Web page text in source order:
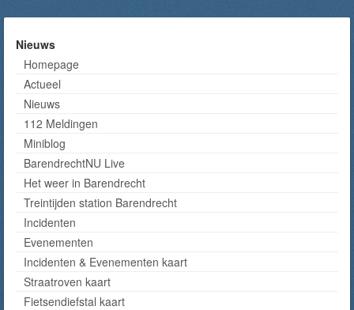
Nieuws
Homepage
Actueel
Nieuws
112 Meldingen
Miniblog
BarendrechtNU Live
Het weer in Barendrecht
Treintijden station Barendrecht
Incidenten
Evenementen
Incidenten & Evenementen kaart
Straatroven kaart
Fietsendiefstal kaart